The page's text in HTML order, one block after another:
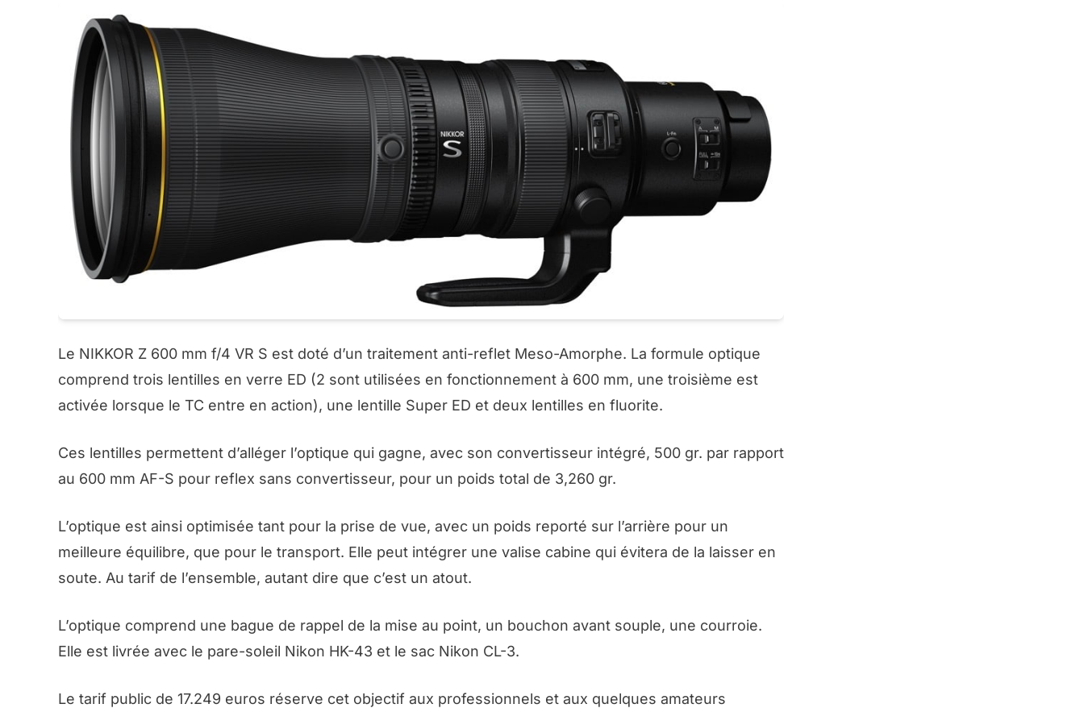
Le NIKKOR Z 600 mm f/4 VR S est doté d’un traitement anti-reflet Meso-Amorphe. La formule optique
comprend trois lentilles en verre ED (2 sont utilisées en fonctionnement à 600 mm, une troisième est
activée lorsque le TC entre en action), une lentille Super ED et deux lentilles en fluorite.
Ces lentilles permettent d’alléger l’optique qui gagne, avec son convertisseur intégré, 500 gr. par rapport
au 600 mm AF-S pour reflex sans convertisseur, pour un poids total de 3,260 gr.
L’optique est ainsi optimisée tant pour la prise de vue, avec un poids reporté sur l’arrière pour un
meilleure équilibre, que pour le transport. Elle peut intégrer une valise cabine qui évitera de la laisser en
soute. Au tarif de l’ensemble, autant dire que c’est un atout.
L’optique comprend une bague de rappel de la mise au point, un bouchon avant souple, une courroie.
Elle est livrée avec le pare-soleil Nikon HK-43 et le sac Nikon CL-3.
Le tarif public de 17.249 euros réserve cet objectif aux professionnels et aux quelques amateurs